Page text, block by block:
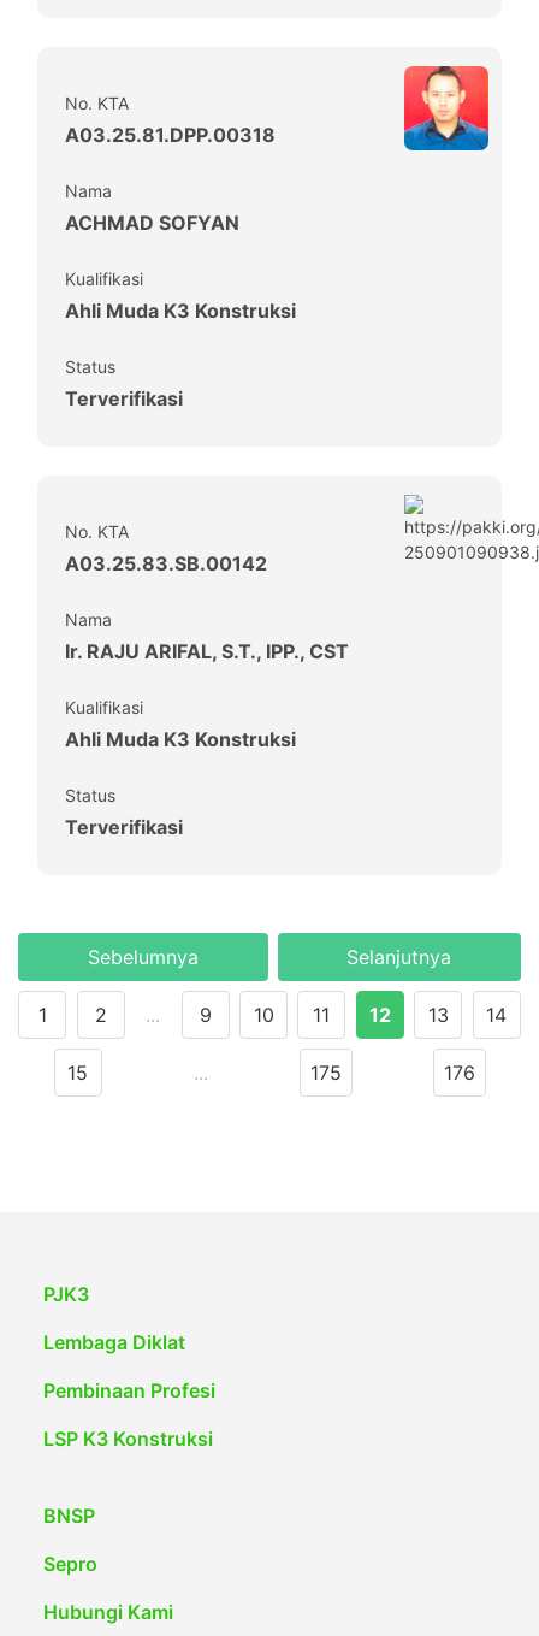
No. KTA
A03.25.81.DPP.00318
Nama
ACHMAD SOFYAN
Kualifikasi
Ahli Muda K3 Konstruksi
Status
Terverifikasi
No. KTA
A03.25.83.SB.00142
Nama
Ir. RAJU ARIFAL, S.T., IPP., CST
Kualifikasi
Ahli Muda K3 Konstruksi
Status
Terverifikasi
Sebelumnya Selanjutnya
1 2 ... 9 10 11 12 13 14
15 ... 175 176
PJK3
Lembaga Diklat
Pembinaan Profesi
LSP K3 Konstruksi
BNSP
Sepro
Hubungi Kami